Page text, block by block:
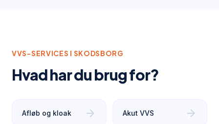
VVS-SERVICES I SKODSBORG
Hvad har du brug for?
Afløb og kloak arrow_forward Akut VVS arrow_forward